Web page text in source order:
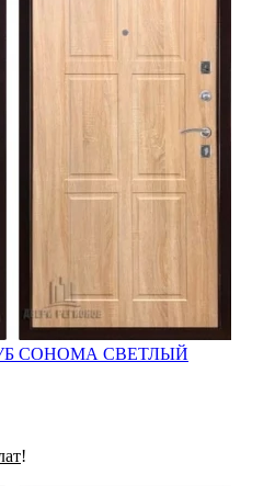
СОНОМА СВЕТЛЫЙ
!